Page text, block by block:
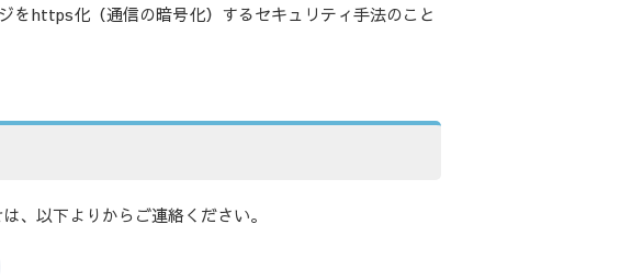
をhttps化（通信の暗号化）するセキュリティ手法のこと
、以下よりからご連絡ください。